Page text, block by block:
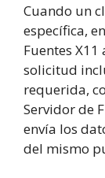
Cuando un
específica,
Fuentes
solicitud
requerida,
Servidor de
envía los
del mismo